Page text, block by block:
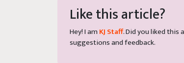
Like this article?
Hey! I am KJ Staff. Did you liked
suggestions and feedback.